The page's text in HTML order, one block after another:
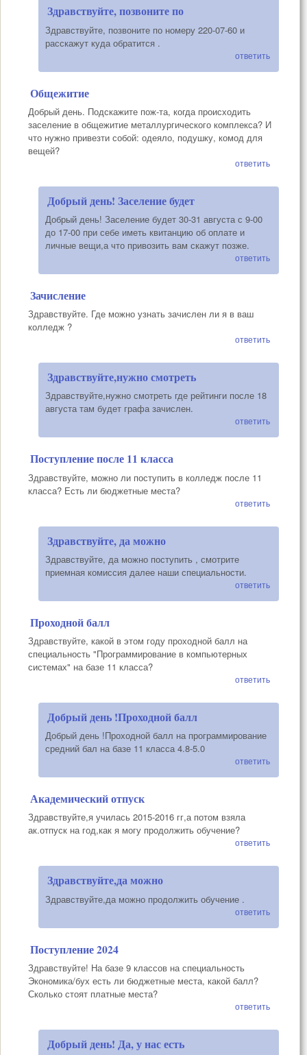
Здравствуйте, позвоните по
Здравствуйте, позвоните по номеру 220-07-60 и
расскажут куда обратится .
ответить
Общежитие
Добрый день. Подскажите пож-та, когда происходить
заселение в общежитие металлургического комплекса? И
что нужно привезти собой: одеяло, подушку, комод для
вещей?
ответить
Добрый день! Заселение будет
Добрый день! Заселение будет 30-31 августа с 9-00
до 17-00 при себе иметь квитанцию об оплате и
личные вещи,а что привозить вам скажут позже.
ответить
Зачисление
Здравствуйте. Где можно узнать зачислен ли я в ваш
колледж ?
ответить
Здравствуйте,нужно смотреть
Здравствуйте,нужно смотреть где рейтинги после 18
августа там будет графа зачислен.
ответить
Поступление после 11 класса
Здравствуйте, можно ли поступить в колледж после 11
класса? Есть ли бюджетные места?
ответить
Здравствуйте, да можно
Здравствуйте, да можно поступить , смотрите
приемная комиссия далее наши специальности.
ответить
Проходной балл
Здравствуйте, какой в этом году проходной балл на
специальность "Программирование в компьютерных
системах" на базе 11 класса?
ответить
Добрый день !Проходной балл
Добрый день !Проходной балл на программирование
средний бал на базе 11 класса 4.8-5.0
ответить
Академический отпуск
Здравствуйте,я училась 2015-2016 гг,а потом взяла
ак.отпуск на год,как я могу продолжить обучение?
ответить
Здравствуйте,да можно
Здравствуйте,да можно продолжить обучение .
ответить
Поступление 2024
Здравствуйте! На базе 9 классов на специальность
Экономика/бух есть ли бюджетные места, какой балл?
Сколько стоят платные места?
ответить
Добрый день! Да, у нас есть